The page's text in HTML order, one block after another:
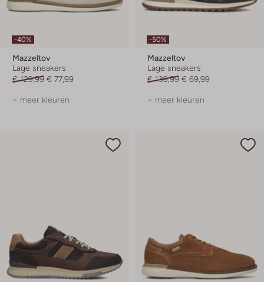
-40%
Mazzeltov
Lage sneakers
€ 129,99 € 77,99
+ meer kleuren
-50%
Mazzeltov
Lage sneakers
€ 139,99 € 69,99
+ meer kleuren